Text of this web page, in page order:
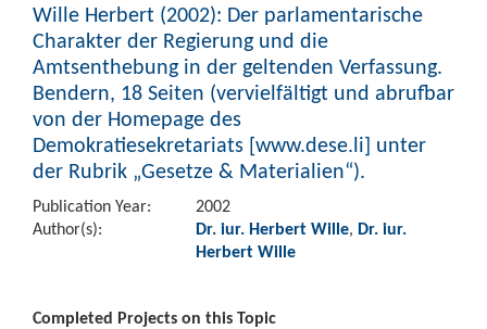
Wille Herbert (2002): Der parlamentarische
Charakter der Regierung und die
Amtsenthebung in der geltenden Verfassung.
Bendern, 18 Seiten (vervielfältigt und abrufbar
von der Homepage des
Demokratiesekretariats [www.dese.li] unter
der Rubrik „Gesetze & Materialien“).
Publication Year:
2002
Author(s):
Dr. iur. Herbert Wille, Dr. iur.
Herbert Wille
Completed Projects on this Topic